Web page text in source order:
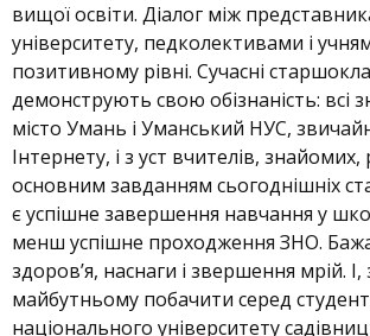
вищої освіти. Діалог між
університету, педколективами і
позитивному рівні. Сучасні
демонструють свою обізнаність: всі
місто Умань і Уманський НУС,
Інтернету, і з уст вчителів, знайомих,
основним завданням сьогоднішніх
є успішне завершення навчання у
менш успішне проходження ЗНО.
здоров’я, наснаги і звершення мрій.
майбутньому побачити серед
національного університету